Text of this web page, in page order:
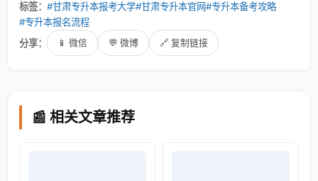
标签： #甘肃专升本报考大学#甘肃专升本官网#专升本备考攻略
#专升本报名流程
分享：
📱 微信 💬 微博 🔗 复制链接
📰 相关文章推荐